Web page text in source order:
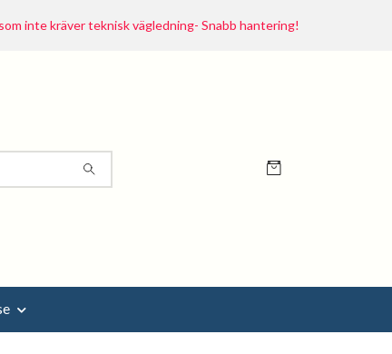
inte kräver teknisk vägledning- Snabb hantering!